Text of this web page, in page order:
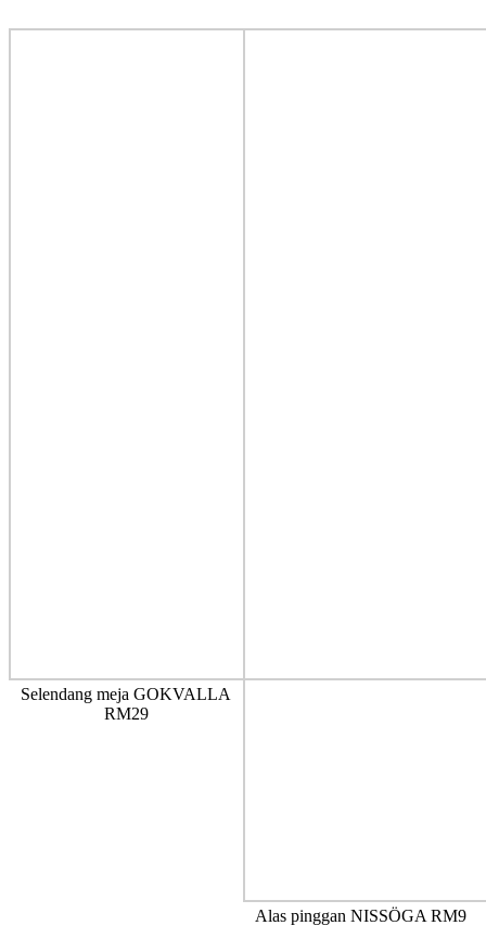
Selendang meja GOKVALLA
RM29
Alas pinggan NISSÖGA RM9